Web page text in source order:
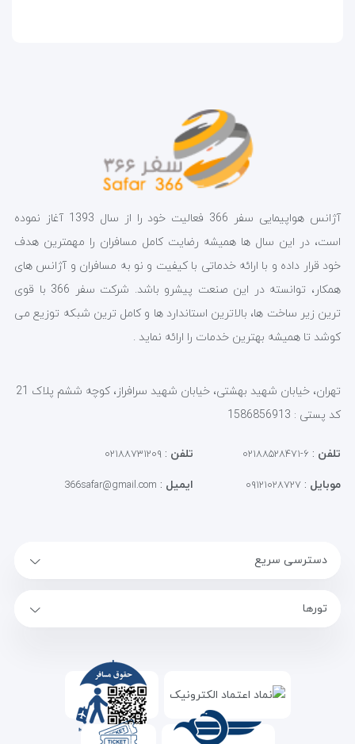
آژانس هواپیمایی سفر 366 فعالیت خود را از سال 1393 آغاز نموده
است، در این سال ها همیشه رضایت کامل مسافران را مهمترین هدف
خود قرار داده و با ارائه خدماتی با کیفیت و نو به مسافران و آژانس های
همکار، توانسته در این صنعت پیشرو باشد. شرکت سفر 366 با قوی
ترین زیر ساخت ها، بالاترین استاندارد ها و کامل ترین شبکه توزیع می
کوشد تا همیشه بهترین خدمات را ارائه نماید .
تهران، خیابان شهید بهشتی، خیابان شهید سرافراز، کوچه ششم پلاک 21
کد پستی : 1586856913
تلفن : ۶-۰۲۱۸۸۵۲۸۴۷۱ تلفن : ۰۲۱۸۸۷۳۱۲۰۹
موبایل : ۰۹۱۲۱۰۲۸۷۲۷ ایمیل :
366safar@gmail.com
دسترسی سریع
تورها